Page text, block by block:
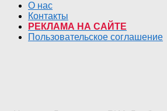
О нас
Контакты
РЕКЛАМА НА САЙТЕ
Пользовательское соглашение